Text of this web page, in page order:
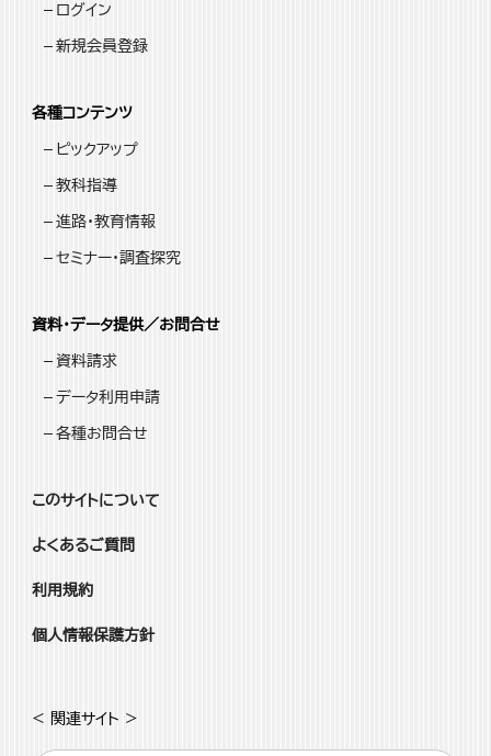
ログイン
新規会員登録
各種コンテンツ
ピックアップ
教科指導
進路・教育情報
セミナー・調査探究
資料・データ提供／お問合せ
資料請求
データ利用申請
各種お問合せ
このサイトについて
よくあるご質問
利用規約
個人情報保護方針
< 関連サイト >